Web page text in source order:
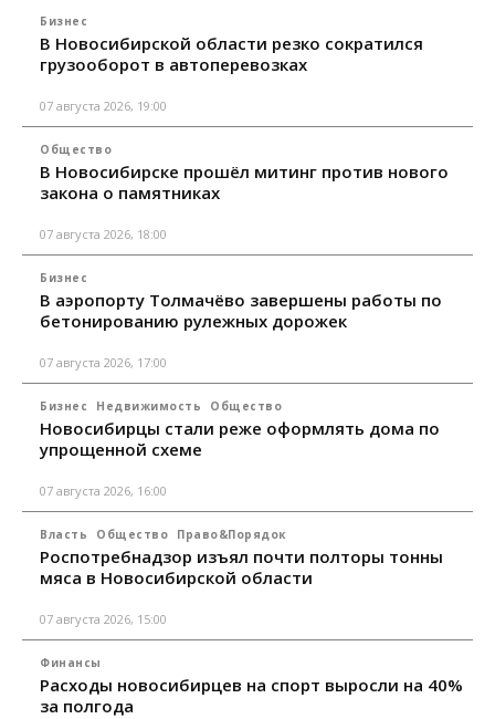
Бизнес
В Новосибирской области резко сократился
грузооборот в автоперевозках
07 августа 2026, 19:00
Общество
В Новосибирске прошёл митинг против нового
закона о памятниках
07 августа 2026, 18:00
Бизнес
В аэропорту Толмачёво завершены работы по
бетонированию рулежных дорожек
07 августа 2026, 17:00
Бизнес Недвижимость Общество
Новосибирцы стали реже оформлять дома по
упрощенной схеме
07 августа 2026, 16:00
Власть Общество Право&Порядок
Роспотребнадзор изъял почти полторы тонны
мяса в Новосибирской области
07 августа 2026, 15:00
Финансы
Расходы новосибирцев на спорт выросли на 40%
за полгода